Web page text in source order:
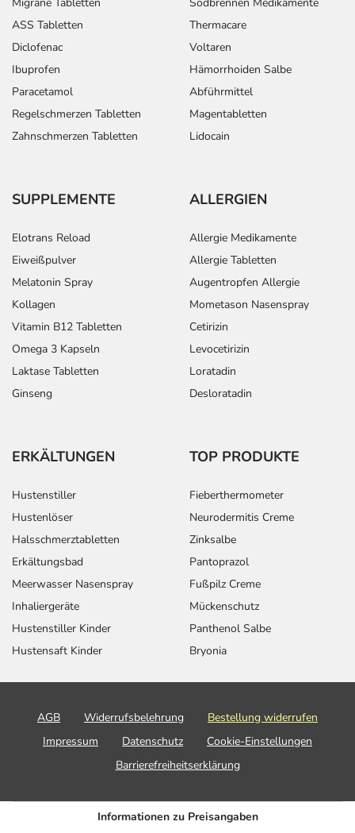
ASS Tabletten
Diclofenac
Ibuprofen
Paracetamol
Regelschmerzen Tabletten
Zahnschmerzen Tabletten
Thermacare
Voltaren
Hämorrhoiden Salbe
Abführmittel
Magentabletten
Lidocain
SUPPLEMENTE
Elotrans Reload
Eiweißpulver
Melatonin Spray
Kollagen
Vitamin B12 Tabletten
Omega 3 Kapseln
Laktase Tabletten
Ginseng
ALLERGIEN
Allergie Medikamente
Allergie Tabletten
Augentropfen Allergie
Mometason Nasenspray
Cetirizin
Levocetirizin
Loratadin
Desloratadin
ERKÄLTUNGEN
Hustenstiller
Hustenlöser
Halsschmerztabletten
Erkältungsbad
Meerwasser Nasenspray
Inhaliergeräte
Hustenstiller Kinder
Hustensaft Kinder
TOP PRODUKTE
Fieberthermometer
Neurodermitis Creme
Zinksalbe
Pantoprazol
Fußpilz Creme
Mückenschutz
Panthenol Salbe
Bryonia
AGB Widerrufsbelehrung
Bestellung widerrufen
Impressum
Datenschutz
Cookie-Einstellungen
Barrierefreiheitserklärung
Informationen zu Preisangaben